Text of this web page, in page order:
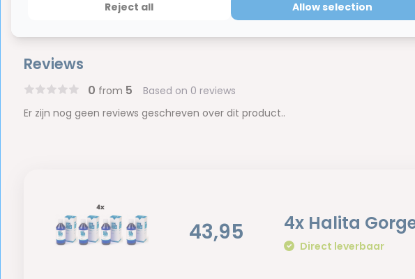
Reviews
0 from 5 Based on 0 reviews
Er zijn nog geen reviews geschreven over dit product..
43,95 4x Halita
Direct leverbaar
Reject all Allow selection